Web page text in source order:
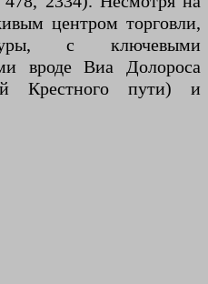
центром торговли,
с ключевыми
вроде Виа Долороса
Крестного пути) и